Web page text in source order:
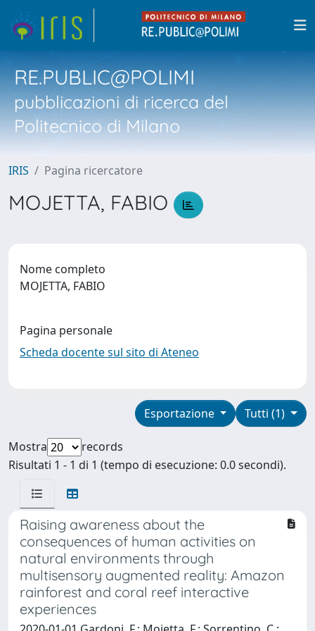
RE.PUBLIC@POLIMI
pubblicazioni di ricerca del
Politecnico di Milano
IRIS Pagina ricercatore
MOJETTA, FABIO
Nome completo
MOJETTA, FABIO
Pagina personale
Scheda docente sul sito di Ateneo
Tutti (1)
Esportazione
Mostra
records
Risultati 1 - 1 di 1 (tempo di esecuzione: 0.0 secondi).
Raising awareness about the
consequences of human activities on
natural environments through
multisensory augmented reality: Amazon
rainforest and coral reef interactive
experiences